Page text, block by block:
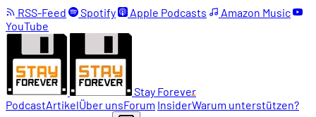
RSS-Feed Spotify Apple Podcasts
Amazon Music
YouTube
Stay Forever
PodcastArtikelÜber unsForum InsiderWarum unterstützen?